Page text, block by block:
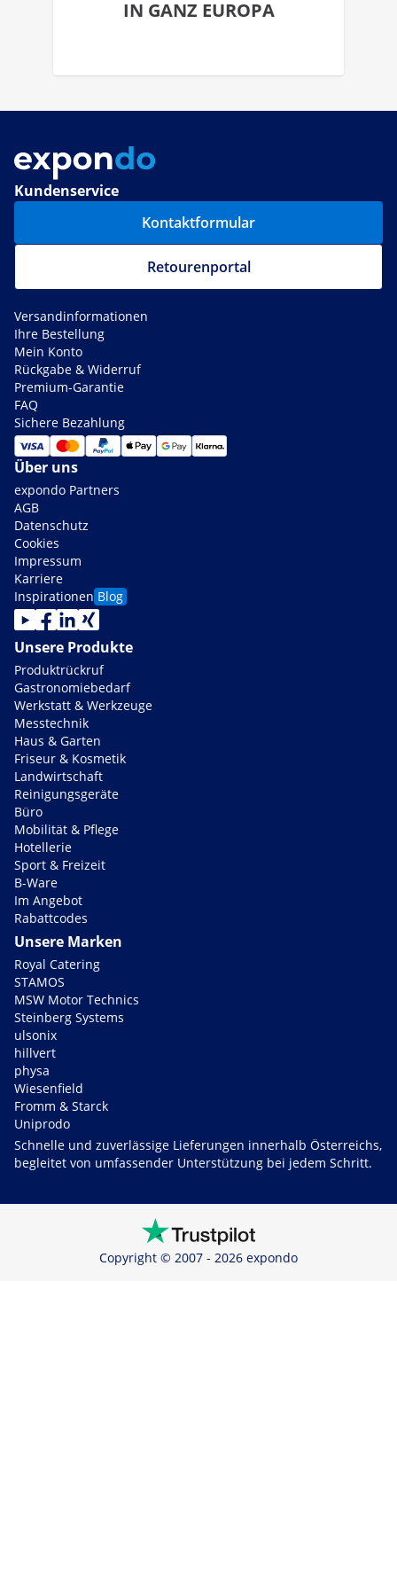
IN GANZ EUROPA
Kundenservice
Kontaktformular
Retourenportal
Versandinformationen
Ihre Bestellung
Mein Konto
Rückgabe & Widerruf
Premium-Garantie
FAQ
Sichere Bezahlung
Über uns
expondo Partners
AGB
Datenschutz
Cookies
Impressum
Karriere
Inspirationen Blog
Unsere Produkte
Produktrückruf
Gastronomiebedarf
Werkstatt & Werkzeuge
Messtechnik
Haus & Garten
Friseur & Kosmetik
Landwirtschaft
Reinigungsgeräte
Büro
Mobilität & Pflege
Hotellerie
Sport & Freizeit
B-Ware
Im Angebot
Rabattcodes
Unsere Marken
Royal Catering
STAMOS
MSW Motor Technics
Steinberg Systems
ulsonix
hillvert
physa
Wiesenfield
Fromm & Starck
Uniprodo
Schnelle und zuverlässige Lieferungen innerhalb Österreichs,
begleitet von umfassender Unterstützung bei jedem Schritt.
Copyright © 2007 - 2026 expondo